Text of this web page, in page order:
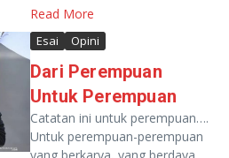
Read More
Esai Opini
Dari Perempuan
Untuk Perempuan
Catatan ini untuk perempuan….
Untuk perempuan-perempuan